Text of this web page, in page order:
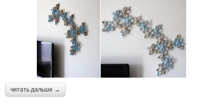
читать дальше →